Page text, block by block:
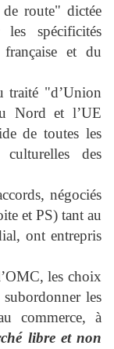
route" dictée
spécificités
et du
traité "d’Union
Nord et l’UE
de toutes les
des
négociés
et PS) tant au
ont entrepris
les choix
les
commerce, à
libre et non